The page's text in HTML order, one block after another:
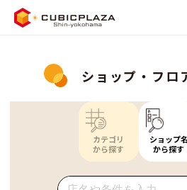
ショップ・フロ
カテゴリ
から探す
ショップ名
から探す